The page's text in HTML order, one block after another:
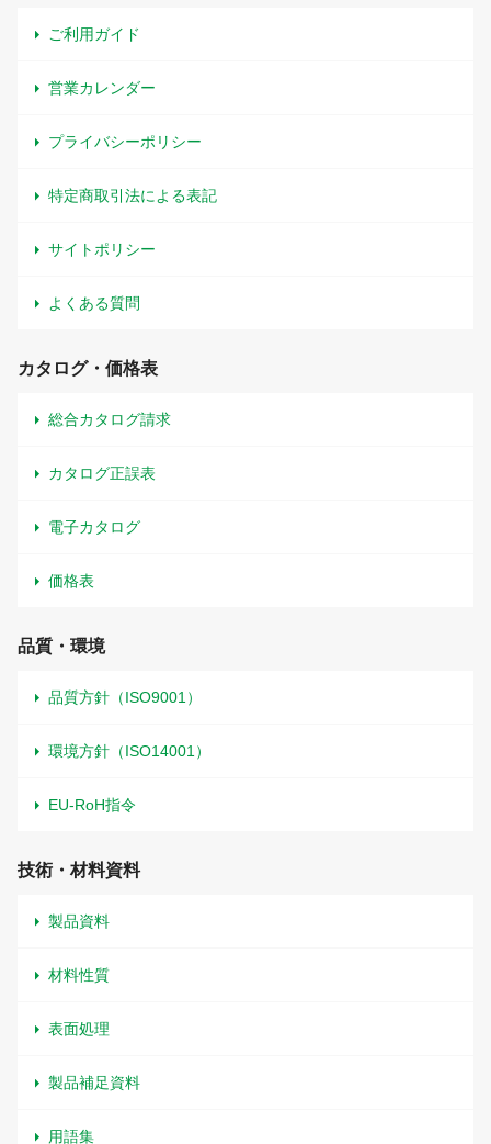
ご利用ガイド
営業カレンダー
プライバシーポリシー
特定商取引法による表記
サイトポリシー
よくある質問
カタログ・価格表
総合カタログ請求
カタログ正誤表
電子カタログ
価格表
品質・環境
品質方針（ISO9001）
環境方針（ISO14001）
EU-RoH指令
技術・材料資料
製品資料
材料性質
表面処理
製品補足資料
用語集